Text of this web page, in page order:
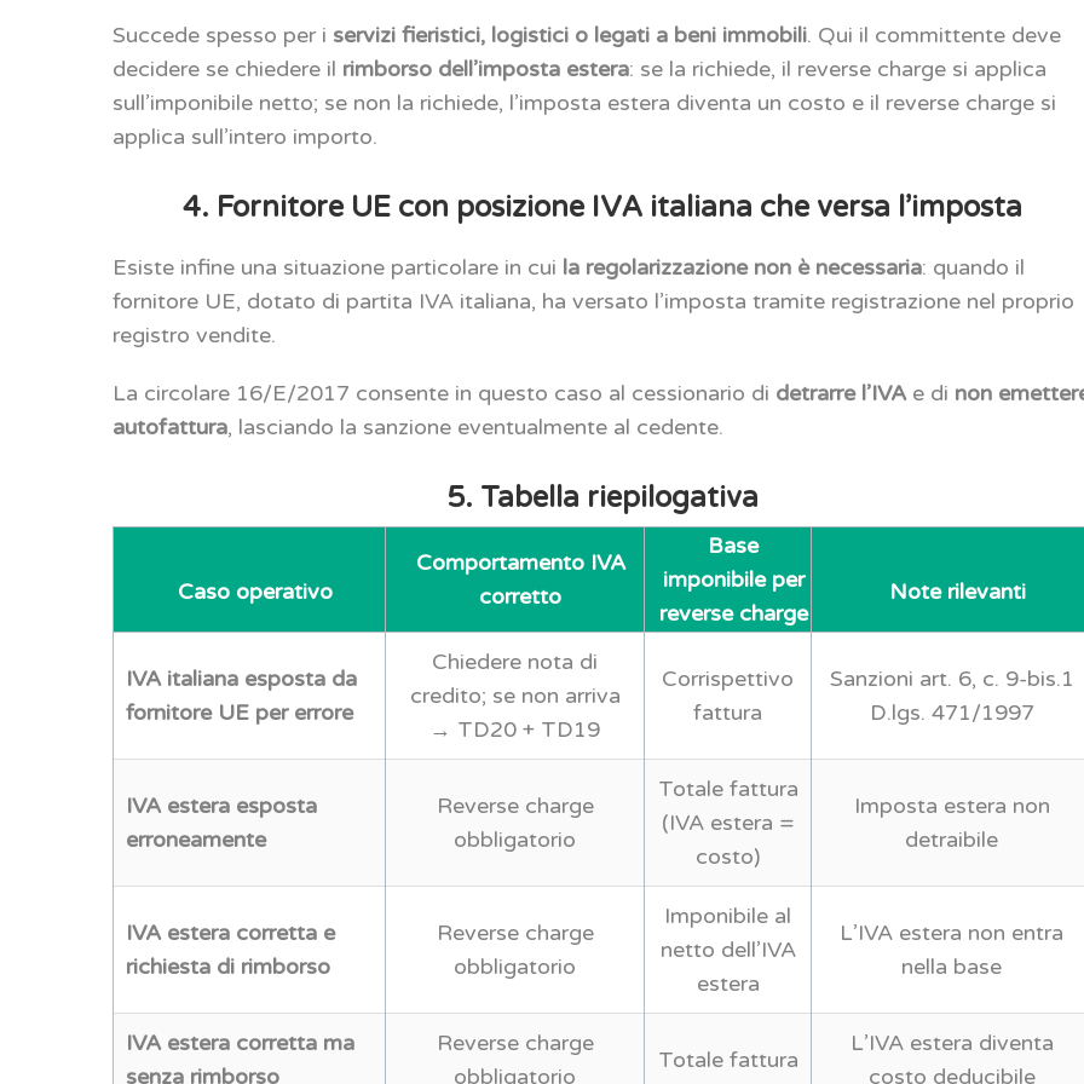
Succede spesso per i servizi fieristici, logistici o legati a beni immobili. Qui il committente deve
decidere se chiedere il rimborso dell’imposta estera: se la richiede, il reverse charge si applica
sull’imponibile netto; se non la richiede, l’imposta estera diventa un costo e il reverse charge si
applica sull’intero importo.
4. Fornitore UE con posizione IVA italiana che versa l’imposta
Esiste infine una situazione particolare in cui la regolarizzazione non è necessaria: quando il
fornitore UE, dotato di partita IVA italiana, ha versato l’imposta tramite registrazione nel proprio
registro vendite.
La circolare 16/E/2017 consente in questo caso al cessionario di detrarre l’IVA e di non
autofattura, lasciando la sanzione eventualmente al cedente.
5. Tabella riepilogativa
Caso operativo
Comportamento IVA
corretto
Base
imponibile per
reverse charge
Note rilevanti
IVA italiana esposta da
fornitore UE per errore
Chiedere nota di
credito; se non arriva
→ TD20 + TD19
Corrispettivo
fattura
Sanzioni art. 6, c. 9-bis.1
D.lgs. 471/1997
IVA estera esposta
erroneamente
Reverse charge
obbligatorio
Totale fattura
(IVA estera =
costo)
Imposta estera non
detraibile
IVA estera corretta e
richiesta di rimborso
Reverse charge
obbligatorio
Imponibile al
netto dell’IVA
estera
L’IVA estera non entra
nella base
IVA estera corretta ma
senza rimborso
Reverse charge
obbligatorio
Totale fattura
L’IVA estera diventa
costo deducibile